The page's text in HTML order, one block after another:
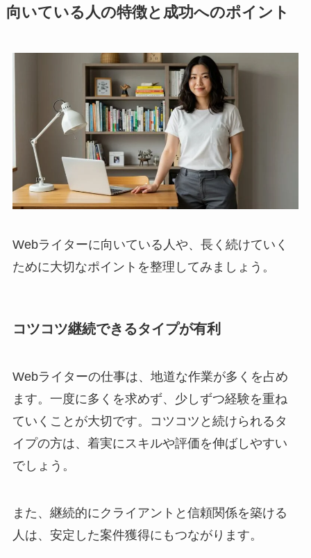
向いている人の特徴と成功へのポイント
Webライターに向いている人や、長く続けていく
ために大切なポイントを整理してみましょう。
コツコツ継続できるタイプが有利
Webライターの仕事は、地道な作業が多くを占め
ます。一度に多くを求めず、少しずつ経験を重ね
ていくことが大切です。コツコツと続けられるタ
イプの方は、着実にスキルや評価を伸ばしやすい
でしょう。
また、継続的にクライアントと信頼関係を築ける
人は、安定した案件獲得にもつながります。